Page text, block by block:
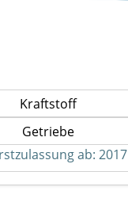
Kraftstoff
Getriebe
ab:2017